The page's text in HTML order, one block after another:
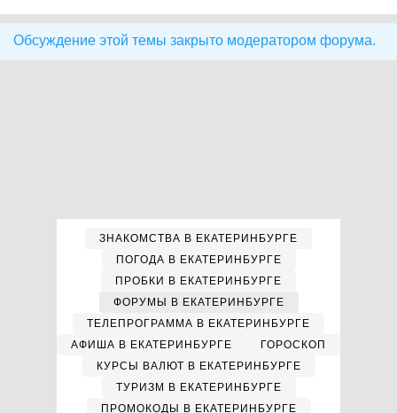
Обсуждение этой темы закрыто модератором форума.
ЗНАКОМСТВА В ЕКАТЕРИНБУРГЕ
ПОГОДА В ЕКАТЕРИНБУРГЕ
ПРОБКИ В ЕКАТЕРИНБУРГЕ
ФОРУМЫ В ЕКАТЕРИНБУРГЕ
ТЕЛЕПРОГРАММА В ЕКАТЕРИНБУРГЕ
АФИША В ЕКАТЕРИНБУРГЕ
ГОРОСКОП
КУРСЫ ВАЛЮТ В ЕКАТЕРИНБУРГЕ
ТУРИЗМ В ЕКАТЕРИНБУРГЕ
ПРОМОКОДЫ В ЕКАТЕРИНБУРГЕ